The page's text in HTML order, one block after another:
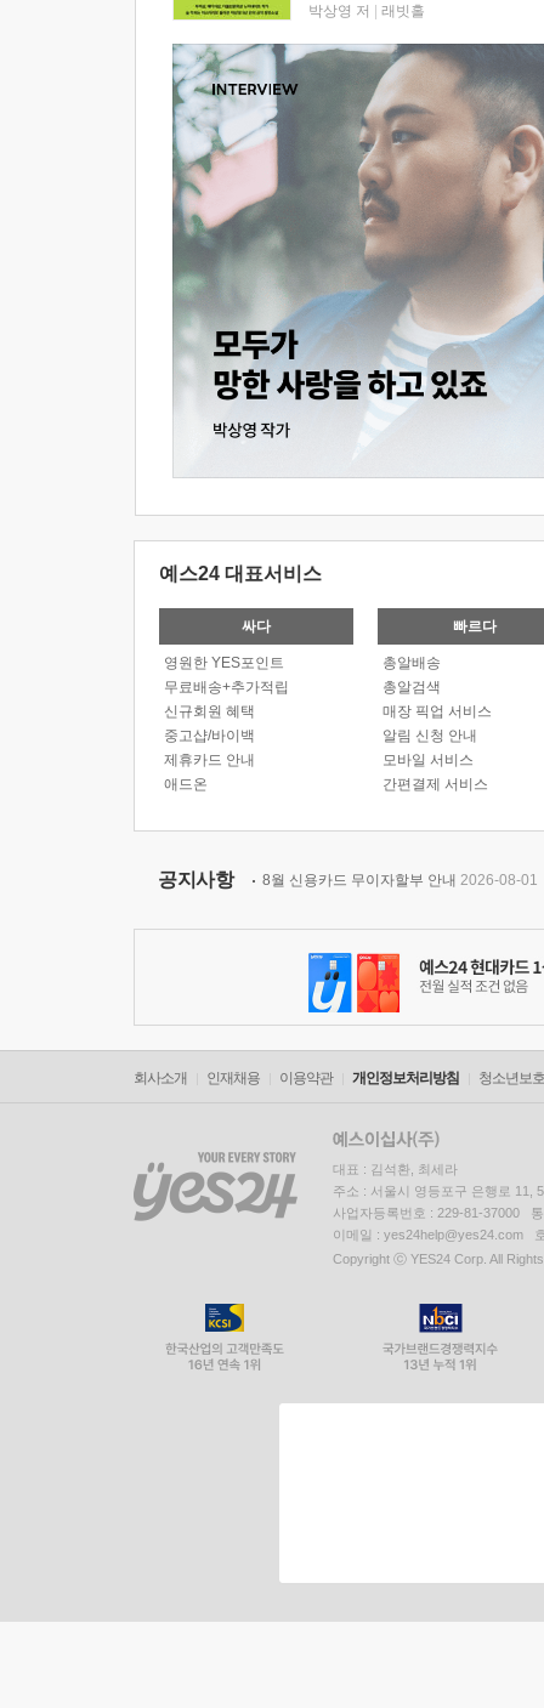
박상영 저 래빗홀
예스24 대표서비스
싸다
영원한 YES포인트
무료배송+추가적립
신규회원 혜택
중고샵/바이백
제휴카드 안내
애드온
빠르다
총알배송
총알검색
매장 픽업 서비스
알림 신청 안내
모바일 서비스
간편결제 서비스
공지사항 8월 신용카드 무이자할부 안내 2026-08-01
회사소개 인재채용 이용약관 개인정보처리방침 청소년보
대표 : 김석환, 최세라
주소 : 서울시 영등포구 은행로 11,
사업자등록번호 : 229-81-37000
이메일 : yes24help@yes24.com
Copyright ⓒ YES24 Corp. All